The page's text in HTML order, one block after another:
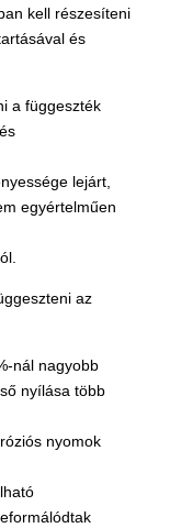
kell részesíteni
és
a függeszték
lejárt,
egyértelműen
az
nál nagyobb
nyílása több
nyomok